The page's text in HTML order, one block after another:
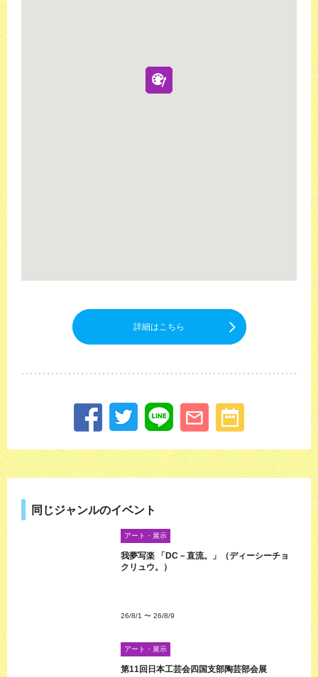
詳細はこちら
同じジャンルのイベント
アート・展示
我夢写楽 「DC－直流。」（ディーシーチョ
クリュウ。）
26/8/1 〜 26/8/9
アート・展示
第11回日本工芸会四国支部陶芸部会展